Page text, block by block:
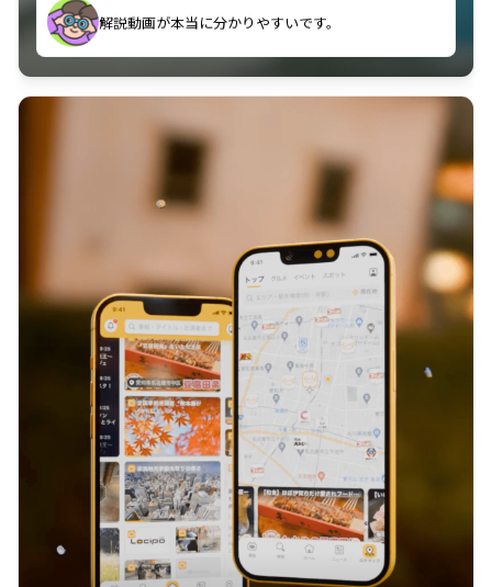
古文漢文を主に使わせていただいているが、復習する
のに非常に役立っている。
解説動画が本当に分かりやすいです。